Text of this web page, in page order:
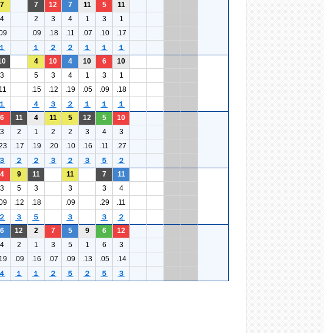
7 7 12 7 11 5
11
4 2 3 4 1 3
1
.09 .18 .11 .07 .10
.17
１ １ ２ ２ １ １ １
4 10 4 10 6
10
3 5 3 4 1 3
1
.15 .12 .19 .05 .09
.18
１ ４ ３ ２ １ １ １
6 11 4 11 5 12 5
10
3 2 1 2 2 3 4
3
.17 .19 .20 .10 .16 .11
.27
３ ２ ２ ３ ２ ３ ５ ２
4 9 11 11 7
11
3 5 3 3 3
4
.12 .18 .09 .29
.11
２ ３ ５ ３ ３ ２
6 12 2 7 5 9 6
12
4 2 1 3 5 1 6
3
.09 .16 .07 .09 .13 .05
.14
４ １ １ ２ ５ ２ ５ ３